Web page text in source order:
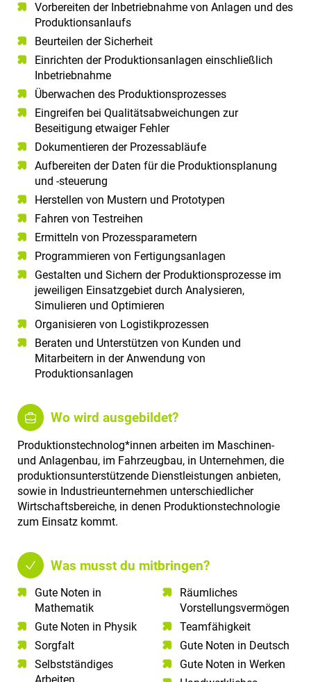
Vorbereiten der Inbetriebnahme von Anlagen und des
Produktionsanlaufs
Beurteilen der Sicherheit
Einrichten der Produktionsanlagen einschließlich
Inbetriebnahme
Überwachen des Produktionsprozesses
Eingreifen bei Qualitätsabweichungen zur
Beseitigung etwaiger Fehler
Dokumentieren der Prozessabläufe
Aufbereiten der Daten für die Produktionsplanung
und -steuerung
Herstellen von Mustern und Prototypen
Fahren von Testreihen
Ermitteln von Prozessparametern
Programmieren von Fertigungsanlagen
Gestalten und Sichern der Produktionsprozesse im
jeweiligen Einsatzgebiet durch Analysieren,
Simulieren und Optimieren
Organisieren von Logistikprozessen
Beraten und Unterstützen von Kunden und
Mitarbeitern in der Anwendung von
Produktionsanlagen
Wo wird ausgebildet?
Produktionstechnolog*innen arbeiten im Maschinen-
und Anlagenbau, im Fahrzeugbau, in Unternehmen, die
produktionsunterstützende Dienstleistungen anbieten,
sowie in Industrieunternehmen unterschiedlicher
Wirtschaftsbereiche, in denen Produktionstechnologie
zum Einsatz kommt.
Was musst du mitbringen?
Gute Noten in
Mathematik​
Gute Noten in Physik​
Sorgfalt​
Selbstständiges
Räumliches
Vorstellungsvermögen​
Teamfähigkeit​
Gute Noten in Deutsch​
Gute Noten in Werken